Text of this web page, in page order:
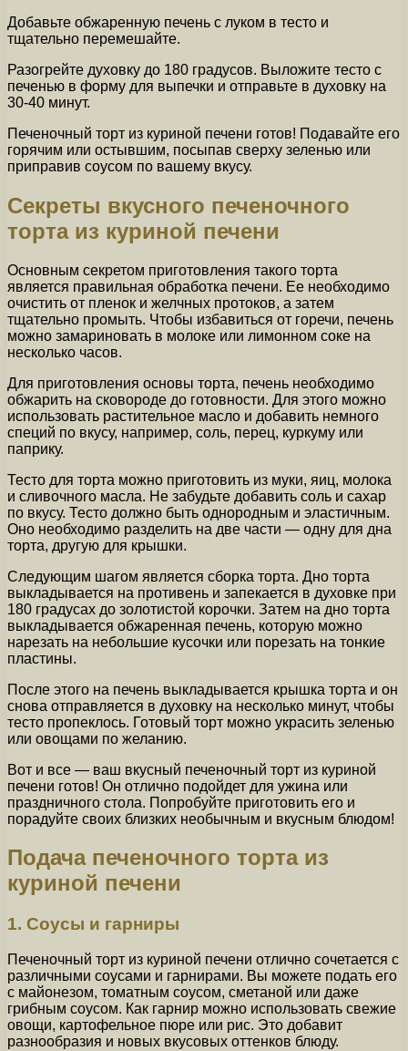
Добавьте обжаренную печень с луком в тесто и
тщательно перемешайте.
Разогрейте духовку до 180 градусов. Выложите тесто с
печенью в форму для выпечки и отправьте в духовку на
30-40 минут.
Печеночный торт из куриной печени готов! Подавайте его
горячим или остывшим, посыпав сверху зеленью или
приправив соусом по вашему вкусу.
Секреты вкусного печеночного
торта из куриной печени
Основным секретом приготовления такого торта
является правильная обработка печени. Ее необходимо
очистить от пленок и желчных протоков, а затем
тщательно промыть. Чтобы избавиться от горечи, печень
можно замариновать в молоке или лимонном соке на
несколько часов.
Для приготовления основы торта, печень необходимо
обжарить на сковороде до готовности. Для этого можно
использовать растительное масло и добавить немного
специй по вкусу, например, соль, перец, куркуму или
паприку.
Тесто для торта можно приготовить из муки, яиц, молока
и сливочного масла. Не забудьте добавить соль и сахар
по вкусу. Тесто должно быть однородным и эластичным.
Оно необходимо разделить на две части — одну для дна
торта, другую для крышки.
Следующим шагом является сборка торта. Дно торта
выкладывается на противень и запекается в духовке при
180 градусах до золотистой корочки. Затем на дно торта
выкладывается обжаренная печень, которую можно
нарезать на небольшие кусочки или порезать на тонкие
пластины.
После этого на печень выкладывается крышка торта и он
снова отправляется в духовку на несколько минут, чтобы
тесто пропеклось. Готовый торт можно украсить зеленью
или овощами по желанию.
Вот и все — ваш вкусный печеночный торт из куриной
печени готов! Он отлично подойдет для ужина или
праздничного стола. Попробуйте приготовить его и
порадуйте своих близких необычным и вкусным блюдом!
Подача печеночного торта из
куриной печени
1. Соусы и гарниры
Печеночный торт из куриной печени отлично сочетается с
различными соусами и гарнирами. Вы можете подать его
с майонезом, томатным соусом, сметаной или даже
грибным соусом. Как гарнир можно использовать свежие
овощи, картофельное пюре или рис. Это добавит
разнообразия и новых вкусовых оттенков блюду.